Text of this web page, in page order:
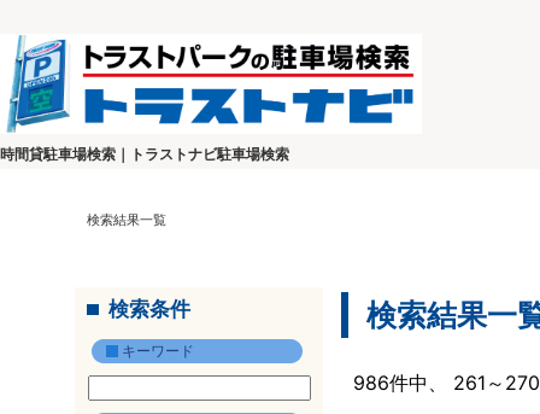
時間貸駐車場検索｜トラストナビ駐車場検索
検索結果一覧
検索条件
キーワード
検索結果一
986件中、 261～